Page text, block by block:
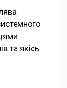
та якісь